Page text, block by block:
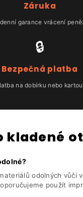
Záruka
garance vrácení
🔒
Bezpečná platba
na dobírku nebo kartou.
kladené
odolných vůči
použít